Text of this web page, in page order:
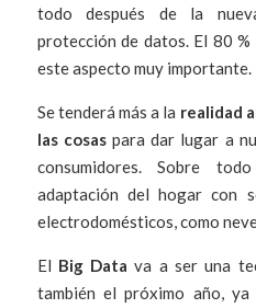
todo después de la
protección de datos. El 80 %
este aspecto muy importante.
Se tenderá más a la realidad
las cosas para dar lugar a
consumidores. Sobre
adaptación del hogar con
electrodomésticos, como
El Big Datava a ser una
también el próximo año, ya